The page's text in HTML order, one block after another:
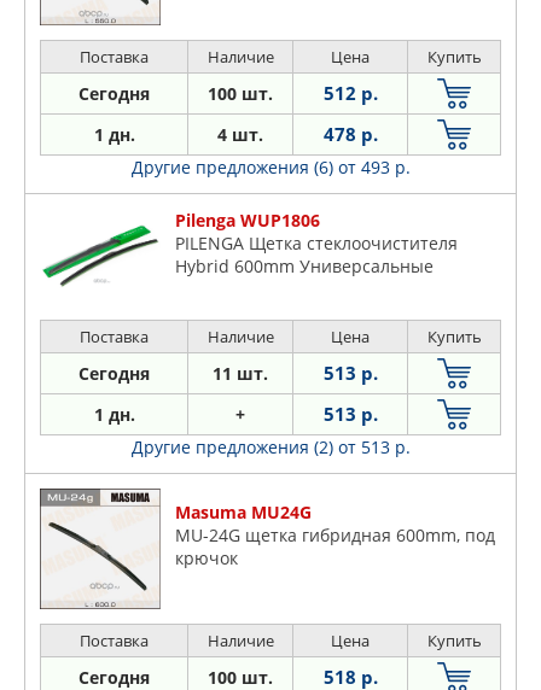
Поставка Наличие Цена Купить
Сегодня 100 шт. 512 р.
1 дн. 4 шт. 478 р.
Другие предложения (6) от 493 р.
Pilenga WUP1806
PILENGA Щетка стеклоочистителя
Hybrid 600mm Универсальные
Поставка Наличие Цена Купить
Сегодня 11 шт. 513 р.
1 дн. + 513 р.
Другие предложения (2) от 513 р.
Masuma MU24G
MU-24G щетка гибридная 600mm, под
крючок
Поставка Наличие Цена Купить
Сегодня 100 шт. 518 р.